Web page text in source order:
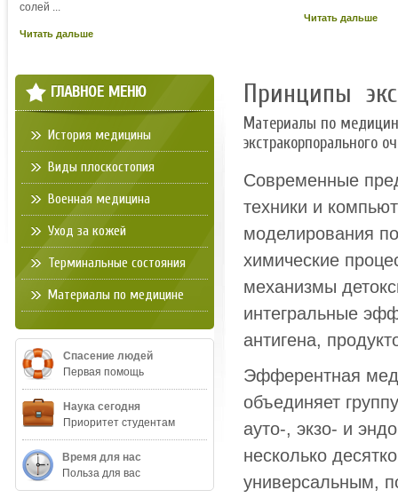
солей ...
Читать дальше
Читать дальше
Принципы
Материалы по
экстракорпорального
Современные
техники и
моделирования
химические
механизмы
интеграль­ные
антигена,
Эфферентная
объединяет
ауто-, экзо- и
несколько
универсальным,
ГЛАВНОЕ МЕНЮ
История медицины
Виды плоскостопия
Военная медицина
Уход за кожей
Терминальные состояния
Материалы по медицине
Спасение людей
Первая помощь
Наука сегодня
Приоритет студентам
Время для нас
Польза для вас